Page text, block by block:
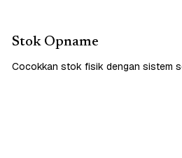
Stok Opname
Cocokkan stok fisik dengan sistem